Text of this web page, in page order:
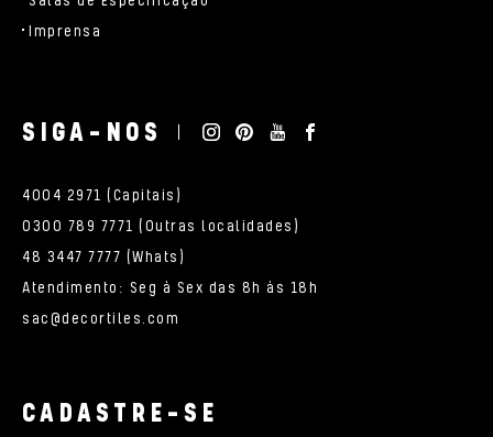
Imprensa
SIGA-NOS
4004 2971 (Capitais)
0300 789 7771 (Outras localidades)
48 3447 7777 (Whats)
Atendimento: Seg à Sex das 8h às 18h
sac@decortiles.com
CADASTRE-SE